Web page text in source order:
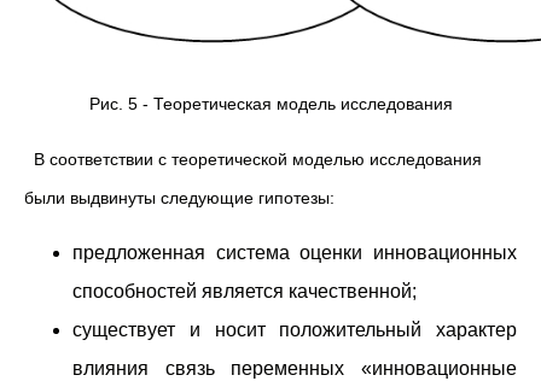
Рис. 5 - Теоретическая модель исследования
В соответствии с теоретической моделью исследования
были выдвинуты следующие гипотезы:
предложенная система оценки инновационных
способностей является качественной;
существует и носит положительный характер
влияния связь переменных «инновационные